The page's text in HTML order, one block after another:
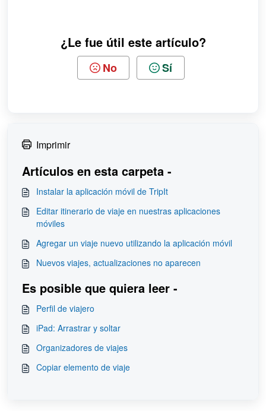
¿Le fue útil este artículo?
No Sí
Imprimir
Artículos en esta carpeta -
Instalar la aplicación móvil de TripIt
Editar itinerario de viaje en nuestras aplicaciones
móviles
Agregar un viaje nuevo utilizando la aplicación móvil
Nuevos viajes, actualizaciones no aparecen
Es posible que quiera leer -
Perfil de viajero
iPad: Arrastrar y soltar
Organizadores de viajes
Copiar elemento de viaje